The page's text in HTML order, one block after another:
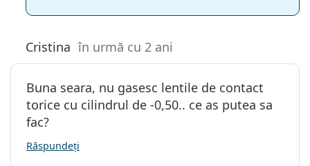
Cristina în urmă cu 2 ani
Buna seara, nu gasesc lentile de contact
torice cu cilindrul de -0,50.. ce as putea sa
fac?
Răspundeți